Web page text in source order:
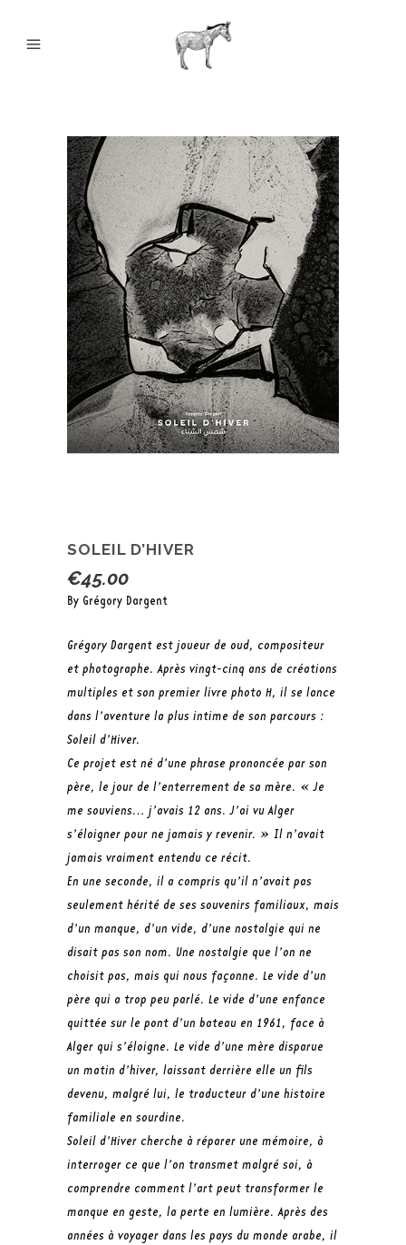
SOLEIL D’HIVER
€45.00
By Grégory Dargent
Grégory Dargent est joueur de oud, compositeur
et photographe. Après vingt-cinq ans de créations
multiples et son premier livre photo H, il se lance
dans l’aventure la plus intime de son parcours :
Soleil d’Hiver.
Ce projet est né d’une phrase prononcée par son
père, le jour de l’enterrement de sa mère. « Je
me souviens… j’avais 12 ans. J’ai vu Alger
s’éloigner pour ne jamais y revenir. » Il n’avait
jamais vraiment entendu ce récit.
En une seconde, il a compris qu’il n’avait pas
seulement hérité de ses souvenirs familiaux, mais
d’un manque, d’un vide, d’une nostalgie qui ne
disait pas son nom. Une nostalgie que l’on ne
choisit pas, mais qui nous façonne. Le vide d’un
père qui a trop peu parlé. Le vide d’une enfance
quittée sur le pont d’un bateau en 1961, face à
Alger qui s’éloigne. Le vide d’une mère disparue
un matin d’hiver, laissant derrière elle un fils
devenu, malgré lui, le traducteur d’une histoire
familiale en sourdine.
Soleil d’Hiver cherche à réparer une mémoire, à
interroger ce que l’on transmet malgré soi, à
comprendre comment l’art peut transformer le
manque en geste, la perte en lumière. Après des
années à voyager dans les pays du monde arabe, il